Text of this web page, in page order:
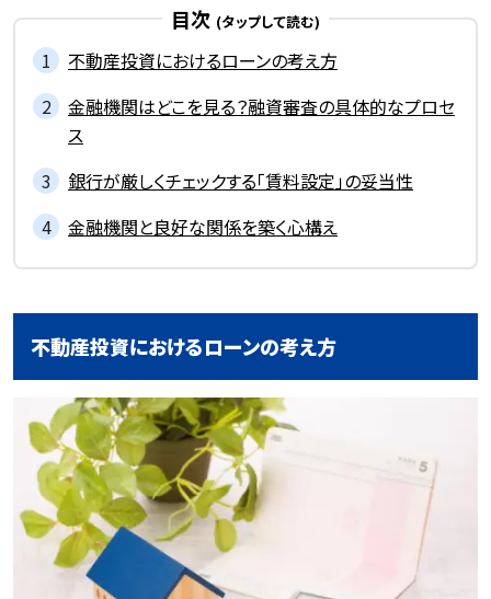
目次
不動産投資におけるローンの考え方
金融機関はどこを見る？融資審査の具体的なプロセ
ス
銀行が厳しくチェックする「賃料設定」の妥当性
金融機関と良好な関係を築く心構え
不動産投資におけるローンの考え方